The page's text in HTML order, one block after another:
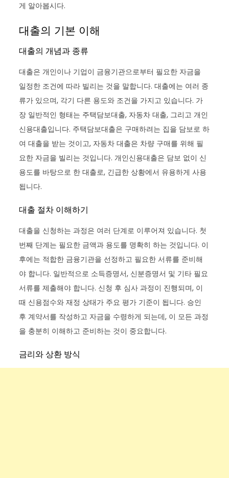
게 알아봅시다.
대출의 기본 이해
대출의 개념과 종류
대출은 개인이나 기업이 금융기관으로부터 필요한 자금을
일정한 조건에 따라 빌리는 것을 말합니다. 대출에는 여러 종
류가 있으며, 각기 다른 용도와 조건을 가지고 있습니다. 가
장 일반적인 형태는 주택담보대출, 자동차 대출, 그리고 개인
신용대출입니다. 주택담보대출은 구매하려는 집을 담보로 하
여 대출을 받는 것이고, 자동차 대출은 차량 구매를 위해 필
요한 자금을 빌리는 것입니다. 개인신용대출은 담보 없이 신
용도를 바탕으로 한 대출로, 긴급한 상황에서 유용하게 사용
됩니다.
대출 절차 이해하기
대출을 신청하는 과정은 여러 단계로 이루어져 있습니다. 첫
번째 단계는 필요한 금액과 용도를 명확히 하는 것입니다. 이
후에는 적합한 금융기관을 선정하고 필요한 서류를 준비해
야 합니다. 일반적으로 소득증명서, 신분증명서 및 기타 필요
서류를 제출해야 합니다. 신청 후 심사 과정이 진행되며, 이
때 신용점수와 재정 상태가 주요 평가 기준이 됩니다. 승인
후 계약서를 작성하고 자금을 수령하게 되는데, 이 모든 과정
을 충분히 이해하고 준비하는 것이 중요합니다.
금리와 상환 방식